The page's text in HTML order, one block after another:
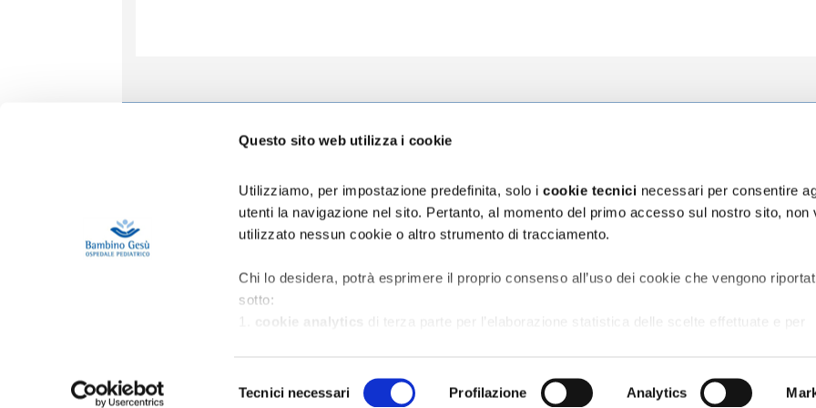
Questo sito web utilizza i cookie
Utilizziamo, per impostazione predefinita, solo icookie tecnici necessari per consentire
utenti la navigazione nel sito. Pertanto, al momento del primo accesso sul nostro sito, non
utilizzato nessun cookie o altro strumento di tracciamento.
Chi lo desidera, potrà esprimere il proprio consenso all’uso dei cookie che vengono
sotto:
cookie analytics
di terza parte per l’elaborazione statistica delle scelte effettuate e per
nell'ambito della navigazione in rete.
del
Tecnici necessari Profilazione Analytics
Contatti
Privacy
Copertura assicurativa Rct/Rco
Area Riservata al Personale
Bilancio di Sostenibilità
Segnalazioni e reclami
Accessibilità digitale
5 x mille